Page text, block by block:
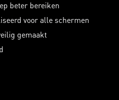
beter bereiken
voor alle schermen
gemaakt